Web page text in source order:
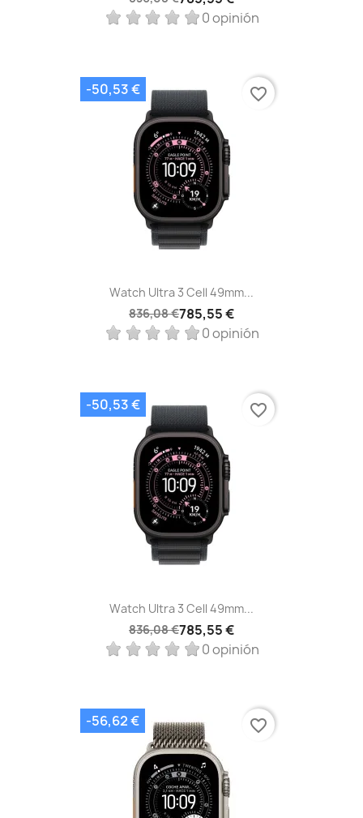
0 opinión
Watch Ultra 3 Cell 49mm...
836,08 €785,55 €
0 opinión
-50,53 € favorite_border
Watch Ultra 3 Cell 49mm...
836,08 €785,55 €
0 opinión
-50,53 € favorite_border
-56,62 € favorite_border